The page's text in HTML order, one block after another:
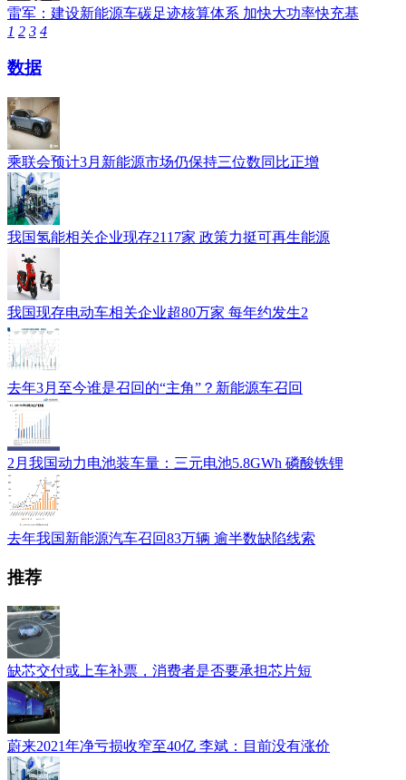
雷军：建设新能源车碳足迹核算体系 加快大功率快充基
1 2 3 4
数据
乘联会预计3月新能源市场仍保持三位数同比正增
我国氢能相关企业现存2117家 政策力挺可再生能源
我国现存电动车相关企业超80万家 每年约发生2
去年3月至今谁是召回的“主角”？新能源车召回
2月我国动力电池装车量：三元电池5.8GWh 磷酸铁锂
去年我国新能源汽车召回83万辆 逾半数缺陷线索
推荐
缺芯交付或上车补票，消费者是否要承担芯片短
蔚来2021年净亏损收窄至40亿 李斌：目前没有涨价